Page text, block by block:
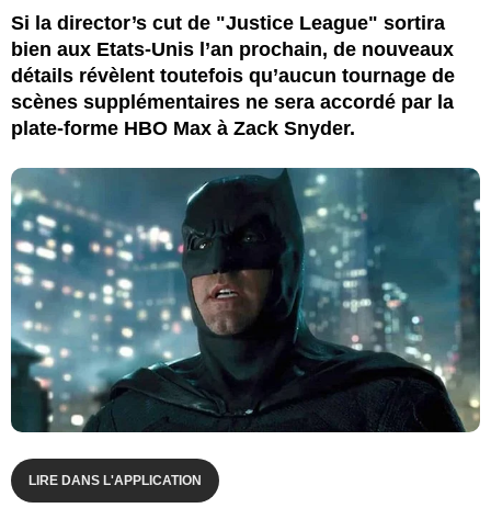
Si la director’s cut de "Justice League" sortira
bien aux Etats-Unis l’an prochain, de nouveaux
détails révèlent toutefois qu’aucun tournage de
scènes supplémentaires ne sera accordé par la
plate-forme HBO Max à Zack Snyder.
LIRE DANS L'APPLICATION